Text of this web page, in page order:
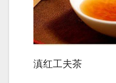
滇红工夫茶